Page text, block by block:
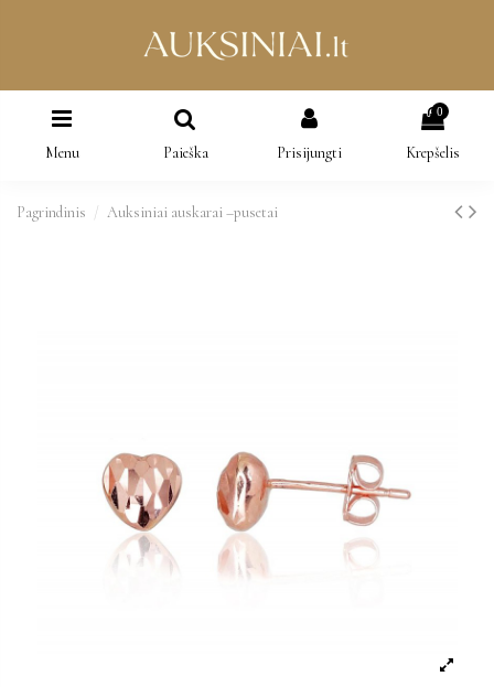
Menu Paieška Prisijungti
0
Krepšelis
Pagrindinis Auksiniai auskarai –pusetai